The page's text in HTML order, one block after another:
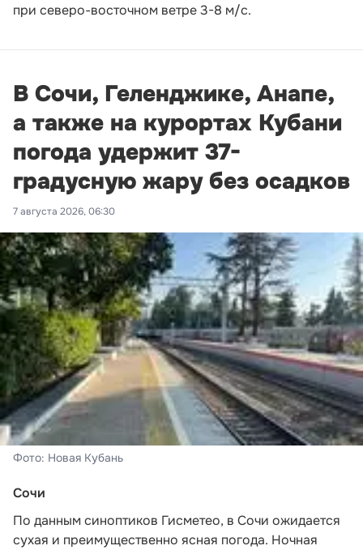
при северо-восточном ветре 3-8 м/с.
В Сочи, Геленджике, Анапе,
а также на курортах Кубани
погода удержит 37-
градусную жару без осадков
7 августа 2026, 06:30
Фото: Новая Кубань
Сочи
По данным синоптиков Гисметео, в Сочи ожидается
сухая и преимущественно ясная погода. Ночная